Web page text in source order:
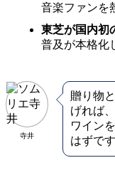
音楽ファンを
東芝が国内初
普及が本格化
寺井
贈り物
げれば
ワイン
はずです